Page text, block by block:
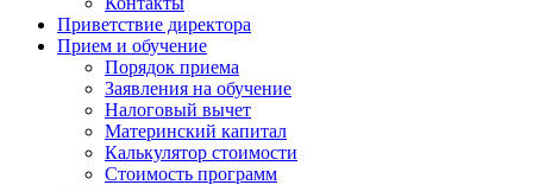
Приветствие директора
Прием и обучение
Порядок приема
Заявления на обучение
Налоговый вычет
Материнский капитал
Калькулятор стоимости
Стоимость программ